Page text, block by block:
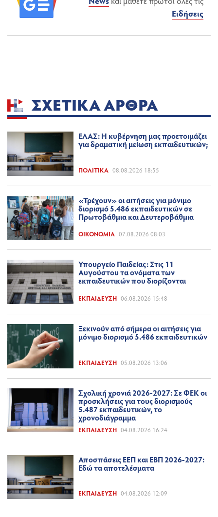
Ειδήσεις
ΣΧΕΤΙΚΆ ΆΡΘΡΑ
ΕΛΑΣ: Η κυβέρνηση μας προετοιμάζει
για δραματική μείωση εκπαιδευτικών;
ΠΟΛΙΤΙΚΆ 08.08.2026 18:55
«Τρέχουν» οι αιτήσεις για μόνιμο
διορισμό 5.486 εκπαιδευτικών σε
Πρωτοβάθμια και Δευτεροβάθμια
ΟΙΚΟΝΟΜΊΑ 07.08.2026 08:03
Υπουργείο Παιδείας: Στις 11
Αυγούστου τα ονόματα των
εκπαιδευτικών που διορίζονται
ΕΚΠΑΊΔΕΥΣΗ 06.08.2026 15:48
Ξεκινούν από σήμερα οι αιτήσεις για
μόνιμο διορισμό 5.486 εκπαιδευτικών
ΕΚΠΑΊΔΕΥΣΗ 05.08.2026 13:06
Σχολική χρονιά 2026-2027: Σε ΦΕΚ οι
προσκλήσεις για τους διορισμούς
5.487 εκπαιδευτικών, το
χρονοδιάγραμμα
ΕΚΠΑΊΔΕΥΣΗ 04.08.2026 16:24
Αποσπάσεις ΕΕΠ και ΕΒΠ 2026-2027:
Εδώ τα αποτελέσματα
ΕΚΠΑΊΔΕΥΣΗ 04.08.2026 12:09